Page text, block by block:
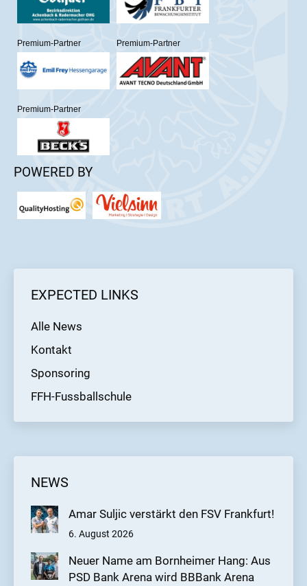
Premium-Partner Premium-Partner
Premium-Partner
POWERED BY
EXPECTED LINKS
Alle News
Kontakt
Sponsoring
FFH-Fussballschule
NEWS
Amar Suljic verstärkt den FSV Frankfurt!
6. August 2026
Neuer Name am Bornheimer Hang: Aus
PSD Bank Arena wird BBBank Arena